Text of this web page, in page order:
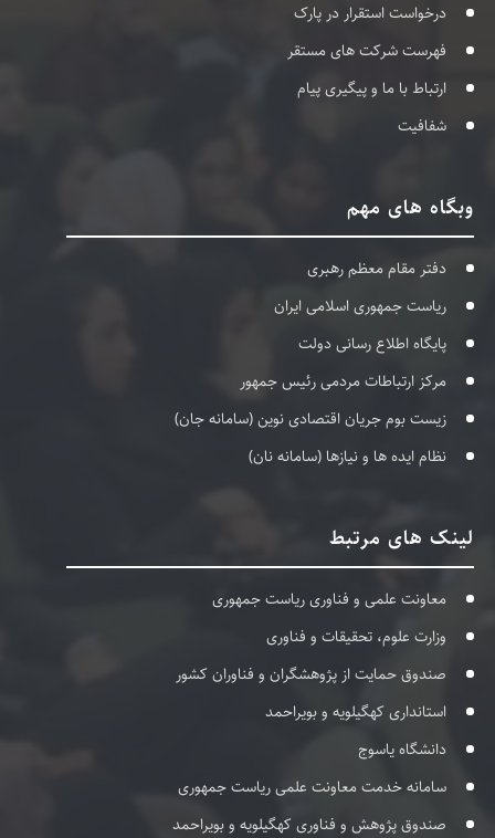
درخواست استقرار در پارک
فهرست شرکت های مستقر
ارتباط با ما و پیگیری پیام
شفافیت
وبگاه های مهم
دفتر مقام معظم رهبری
ریاست جمهوری اسلامی ایران
پایگاه اطلاع رسانی دولت
مرکز ارتباطات مردمی رئیس جمهور
زیست بوم جریان اقتصادی نوین (سامانه جان)
نظام ایده ها و نیازها (سامانه نان)
لینک های مرتبط
معاونت علمی و فناوری ریاست جمهوری
وزارت علوم، تحقیقات و فناوری
صندوق حمایت از پژوهشگران و فناوران کشور
استانداری کهگیلویه و بویراحمد
دانشگاه یاسوج
سامانه خدمت معاونت علمی ریاست جمهوری
صندوق پژوهش و فناوری کهگیلویه و بویراحمد